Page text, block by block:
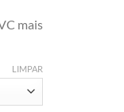
mais
LIMPAR